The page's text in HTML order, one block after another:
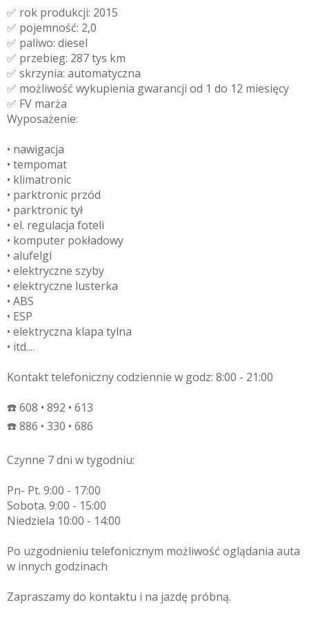
✅ rok produkcji: 2015
✅ pojemność: 2,0
✅ paliwo: diesel
✅ przebieg: 287 tys km
✅ skrzynia: automatyczna
✅ możliwość wykupienia gwarancji od 1 do 12 miesięcy
✅ FV marża
Wyposażenie:
• nawigacja
• tempomat
• klimatronic
• parktronic przód
• parktronic tył
• el. regulacja foteli
• komputer pokładowy
• alufelgi
• elektryczne szyby
• elektryczne lusterka
• ABS
• ESP
• elektryczna klapa tylna
• itd....
Kontakt telefoniczny codziennie w godz: 8:00 - 21:00
☎️ 608 • 892 • 613
☎️ 886 • 330 • 686
Czynne 7 dni w tygodniu:
Pn- Pt. 9:00 - 17:00
Sobota. 9:00 - 15:00
Niedziela 10:00 - 14:00
Po uzgodnieniu telefonicznym możliwość oglądania auta
w innych godzinach
Zapraszamy do kontaktu i na jazdę próbną.